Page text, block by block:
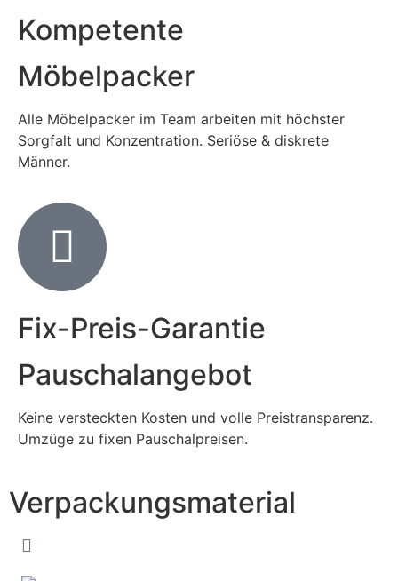
Kompetente
Möbelpacker
Alle Möbelpacker im Team arbeiten mit höchster
Sorgfalt und Konzentration. Seriöse & diskrete
Männer.
Fix-Preis-Garantie
Pauschalangebot
Keine versteckten Kosten und volle Preistransparenz.
Umzüge zu fixen Pauschalpreisen.
Verpackungsmaterial